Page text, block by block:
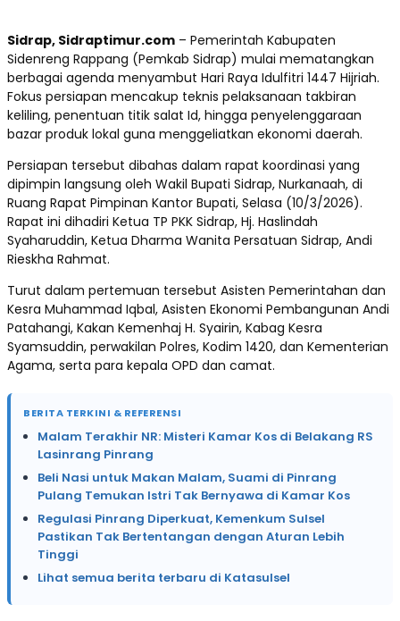
Sidrap, Sidraptimur.com – Pemerintah Kabupaten
Sidenreng Rappang (Pemkab Sidrap) mulai mematangkan
berbagai agenda menyambut Hari Raya Idulfitri 1447 Hijriah.
Fokus persiapan mencakup teknis pelaksanaan takbiran
keliling, penentuan titik salat Id, hingga penyelenggaraan
bazar produk lokal guna menggeliatkan ekonomi daerah.
Persiapan tersebut dibahas dalam rapat koordinasi yang
dipimpin langsung oleh Wakil Bupati Sidrap, Nurkanaah, di
Ruang Rapat Pimpinan Kantor Bupati, Selasa (10/3/2026).
Rapat ini dihadiri Ketua TP PKK Sidrap, Hj. Haslindah
Syaharuddin, Ketua Dharma Wanita Persatuan Sidrap, Andi
Rieskha Rahmat.
Turut dalam pertemuan tersebut Asisten Pemerintahan dan
Kesra Muhammad Iqbal, Asisten Ekonomi Pembangunan Andi
Patahangi, Kakan Kemenhaj H. Syairin, Kabag Kesra
Syamsuddin, perwakilan Polres, Kodim 1420, dan Kementerian
Agama, serta para kepala OPD dan camat.
BERITA TERKINI & REFERENSI
Malam Terakhir NR: Misteri Kamar Kos di Belakang RS
Lasinrang Pinrang
Beli Nasi untuk Makan Malam, Suami di Pinrang
Pulang Temukan Istri Tak Bernyawa di Kamar Kos
Regulasi Pinrang Diperkuat, Kemenkum Sulsel
Pastikan Tak Bertentangan dengan Aturan Lebih
Tinggi
Lihat semua berita terbaru di Katasulsel